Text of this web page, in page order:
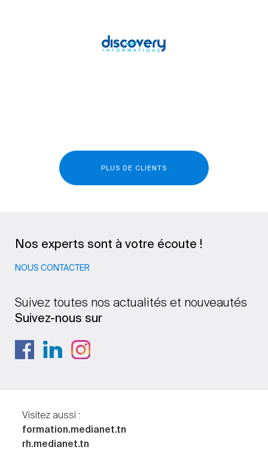
PLUS DE CLIENTS
Nos experts sont à votre écoute !
NOUS CONTACTER
Suivez toutes nos actualités et nouveautés
Suivez-nous sur
Visitez aussi :
formation.medianet.tn
rh.medianet.tn